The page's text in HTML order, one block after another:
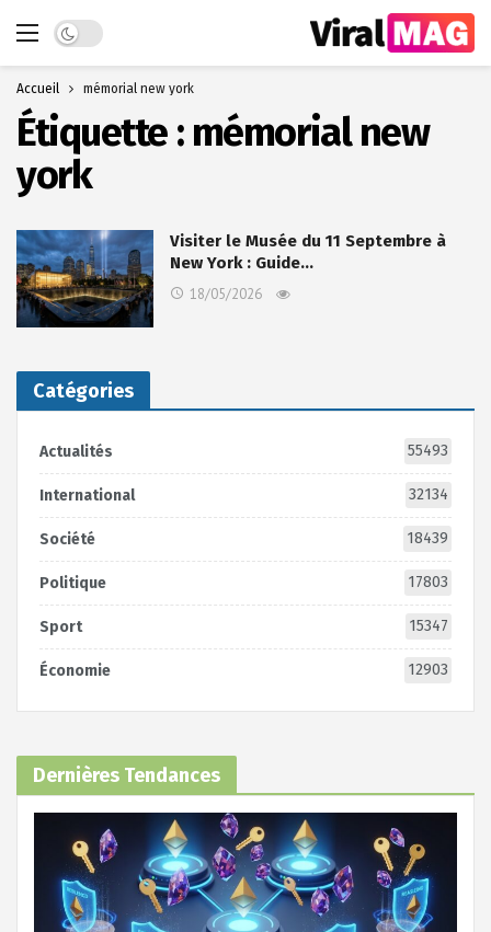
Dark mode
Accueil mémorial new york
Étiquette : mémorial new
york
Visiter le Musée du 11 Septembre à
New York : Guide…
18/05/2026
Catégories
Actualités 55493
International 32134
Société 18439
Politique 17803
Sport 15347
Économie 12903
Dernières Tendances